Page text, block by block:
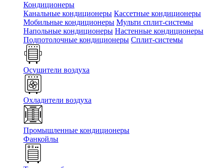
Кондиционеры
Канальные кондиционеры Кассетные кондиционеры
Мобильные кондиционеры Мульти сплит-системы
Напольные кондиционеры Настенные кондиционеры
Подпотолочные кондиционеры Сплит-системы
Осушители воздуха
Охладители воздуха
Промышленные кондиционеры
Фанкойлы